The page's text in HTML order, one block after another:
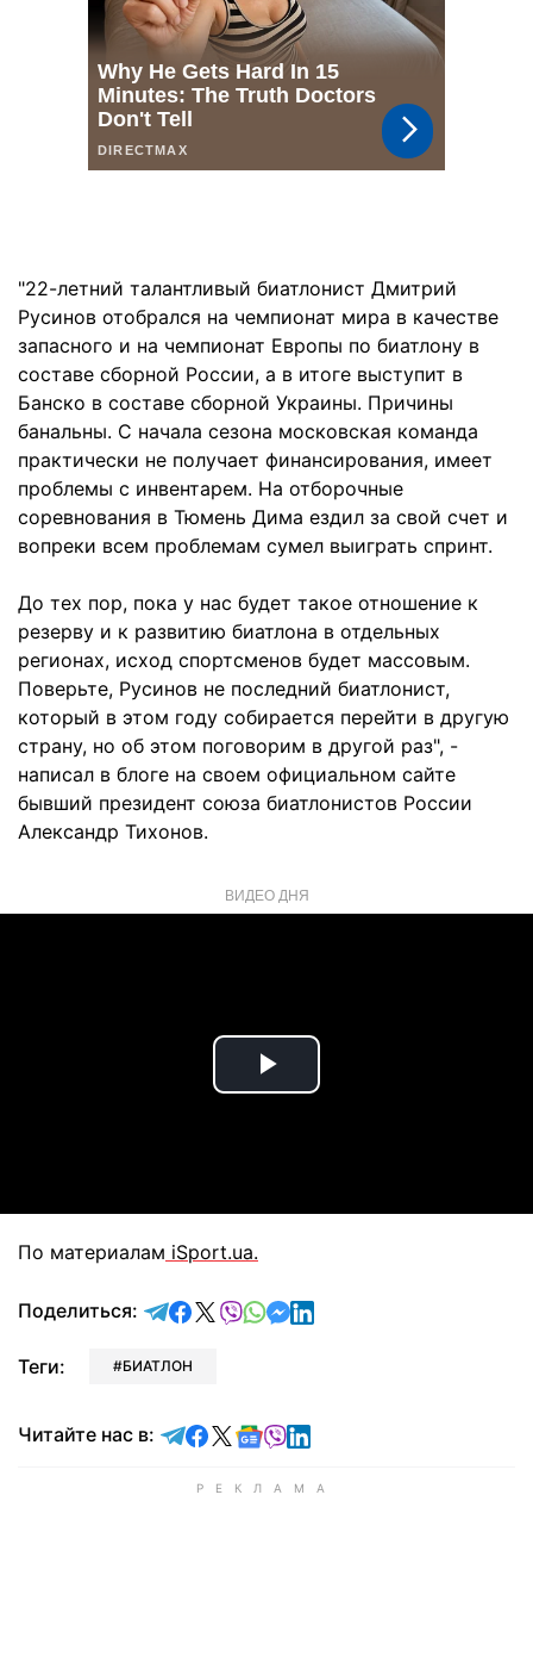
"22-летний талантливый биатлонист Дмитрий
Русинов отобрался на чемпионат мира в качестве
запасного и на чемпионат Европы по биатлону в
составе сборной России, а в итоге выступит в
Банско в составе сборной Украины. Причины
банальны. С начала сезона московская команда
практически не получает финансирования, имеет
проблемы с инвентарем. На отборочные
соревнования в Тюмень Дима ездил за свой счет и
вопреки всем проблемам сумел выиграть спринт.
До тех пор, пока у нас будет такое отношение к
резерву и к развитию биатлона в отдельных
регионах, исход спортсменов будет массовым.
Поверьте, Русинов не последний биатлонист,
который в этом году собирается перейти в другую
страну, но об этом поговорим в другой раз", -
написал в блоге на своем официальном сайте
бывший президент союза биатлонистов России
Александр Тихонов.
ВИДЕО ДНЯ
Play
По материалам iSport.ua.
Поделиться: отправить в Telegram
поделиться в Facebook
поделиться в X
отправить в Viber
отправить в Whatsapp
отправить в Messenger
отправить в LinkedIn
Теги: БИАТЛОН
Читайте нас в: Читайте в Telegram
Читайте в Facebook
Читайте в X
Читайте в Google news
Читайте в Viber
Читайте в LinkedIn